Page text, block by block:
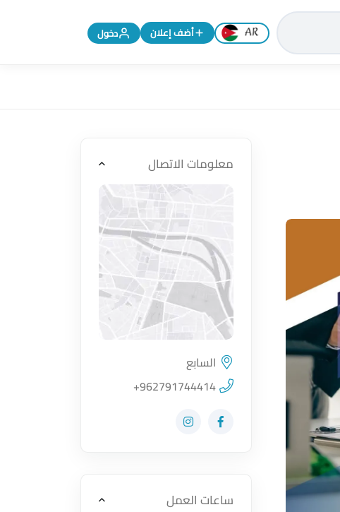
تغيير اللغة إلى الإنجليزية
أضف إعلان دخول
معلومات الاتصال
اضغط لتحميل الموقع
السابع
+962791744414
زيارة حساب المتجر على Facebook-f
زيارة حساب المتجر على Instagram
ساعات العمل